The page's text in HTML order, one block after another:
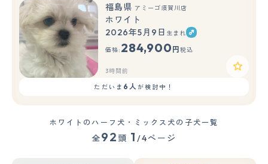
福島県 アミーゴ須賀川店
ホワイト
2026年5月9日 生まれ
価格: 284,900 円 税込
3時間前
ただいま 6人が検討中！
ホワイトのハーフ犬・ミックス犬の子犬一覧
全92 頭 1 /4ページ